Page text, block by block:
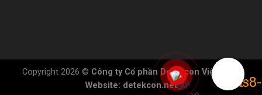
Copyright 2026 © Công ty Cổ phần Detekcon Việt Nam:
Website: detekcon.net